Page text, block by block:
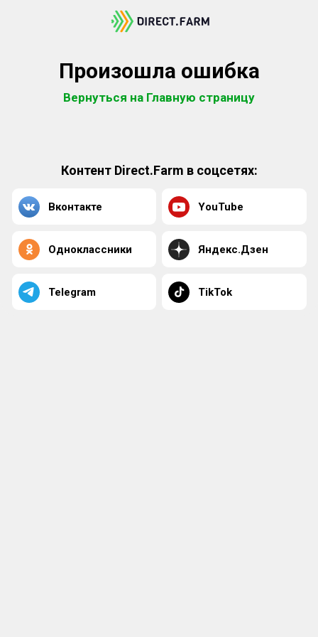
Произошла ошибка
Вернуться на Главную страницу
Контент Direct.Farm в соцсетях:
Вконтакте YouTube
Одноклассники Яндекс.Дзен
Telegram TikTok